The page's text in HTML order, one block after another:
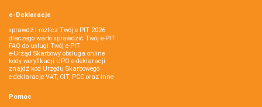
e-Deklaracje
sprawdź i rozlicz Twój e PIT 2026
dlaczego warto sprawdzić Twój e-PIT
FAQ do usługi Twój e-PIT
e-Urząd Skarbowy obsługa online
kody weryfikacji UPO e-deklaracji
znajdź kod Urzędu Skarbowego
e-deklaracje VAT, CIT, PCC oraz inne
Pomoc